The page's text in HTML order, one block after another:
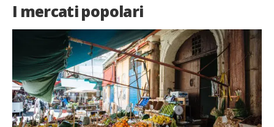
I mercati popolari